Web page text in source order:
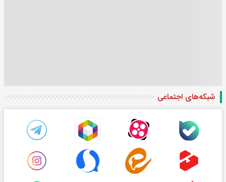
شبکه‌های اجتماعی